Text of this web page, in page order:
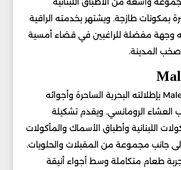
بمكونات طازجة. ويشتهر بخدمته الراقية
وجهة مفضلة للراغبين في قضاء أمسية
المدينة.
يعرف مطعم Malena بإطلالته البحرية الساحرة وأجوائه
العشاء الرومانسي. ويقدم تشكيلة
اللبنانية وأطباق الأسماك والمأكولات
إلى جانب مجموعة من المقبلات والحلويات.
طعام متكاملة وسط أجواء أنيقة